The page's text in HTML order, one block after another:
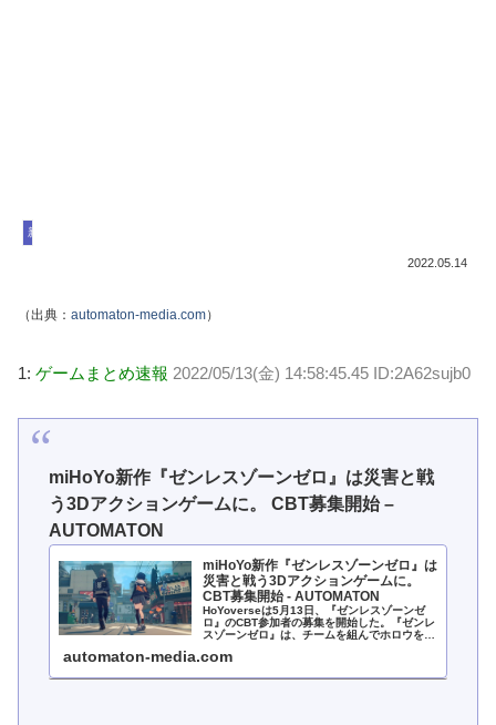
新情報
2022.05.14
（出典： automaton-media.com）
1: ゲームまとめ速報 2022/05/13(金) 14:58:45.45 ID:2A62sujb0
miHoYo新作『ゼンレスゾーンゼロ』は災害と戦
う3Dアクションゲームに。 CBT募集開始 –
AUTOMATON
miHoYo新作『ゼンレスゾーンゼロ』は
災害と戦う3Dアクションゲームに。
CBT募集開始 - AUTOMATON
HoYoverseは5月13日、『ゼンレスゾーンゼ
ロ』のCBT参加者の募集を開始した。『ゼンレ
スゾーンゼロ』は、チームを組んでホロウを探
automaton-media.com